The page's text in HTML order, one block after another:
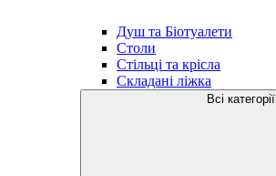
Душ та Біотуалети
Столи
Стільці та крісла
Складані ліжка
Всі категорії